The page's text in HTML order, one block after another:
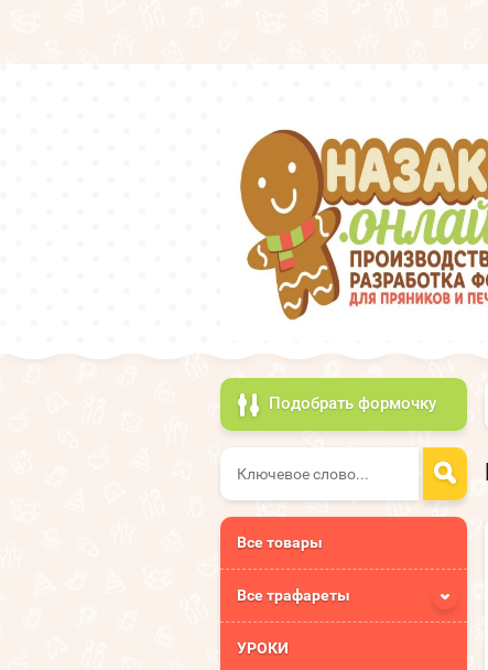
Подобрать формочку
Все товары
Все трафареты
УРОКИ